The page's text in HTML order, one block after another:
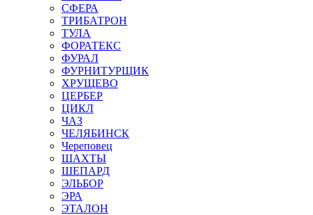
СФЕРА
ТРИБАТРОН
ТУЛА
ФОРАТЕКС
ФУРАЛ
ФУРНИТУРЩИК
ХРУЩЕВО
ЦЕРБЕР
ЦИКЛ
ЧАЗ
ЧЕЛЯБИНСК
Череповец
ШАХТЫ
ШЕПАРД
ЭЛЬБОР
ЭРА
ЭТАЛОН